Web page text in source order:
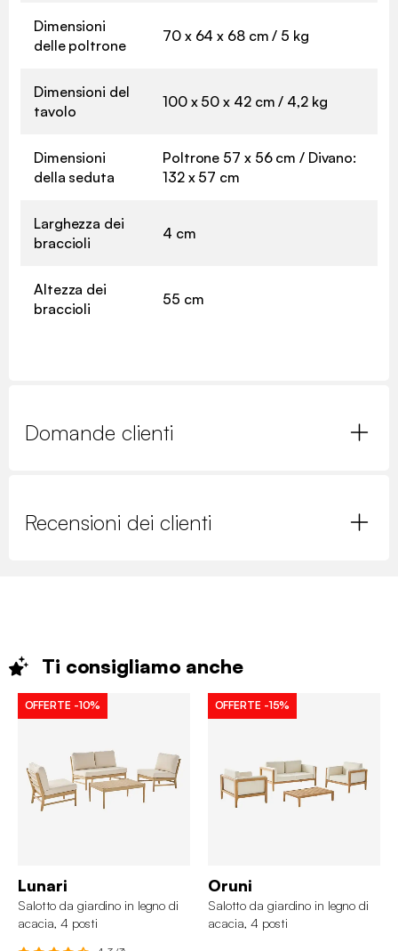
Dimensioni
delle poltrone
70 x 64 x 68 cm / 5 kg
Dimensioni del
tavolo
100 x 50 x 42 cm / 4,2 kg
Dimensioni
della seduta
Poltrone 57 x 56 cm / Divano:
132 x 57 cm
Larghezza dei
braccioli
4 cm
Altezza dei
braccioli
55 cm
Domande clienti
Recensioni dei clienti
Ti consigliamo anche
OFFERTE -10%
Lunari
Salotto da giardino in legno di
acacia, 4 posti
OFFERTE -15%
Oruni
Salotto da giardino in legno di
acacia, 4 posti